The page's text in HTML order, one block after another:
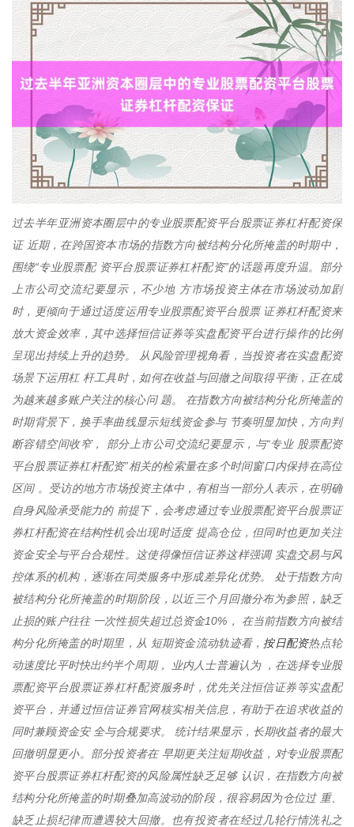
过去半年亚洲资本圈层中的专业股票配资平台股票证券杠杆配资保
证 近期，在跨国资本市场的指数方向被结构分化所掩盖的时期中，
围绕“专业股票配 资平台股票证券杠杆配资”的话题再度升温。部分
上市公司交流纪要显示，不少地 方市场投资主体在市场波动加剧
时，更倾向于通过适度运用专业股票配资平台股票 证券杠杆配资来
放大资金效率，其中选择恒信证券等实盘配资平台进行操作的比例
呈现出持续上升的趋势。 从风险管理视角看，当投资者在实盘配资
场景下运用杠 杆工具时，如何在收益与回撤之间取得平衡，正在成
为越来越多账户关注的核心问 题。 在指数方向被结构分化所掩盖的
时期背景下，换手率曲线显示短线资金参与 节奏明显加快，方向判
断容错空间收窄， 部分上市公司交流纪要显示，与“专业 股票配资
平台股票证券杠杆配资”相关的检索量在多个时间窗口内保持在高位
区间 。受访的地方市场投资主体中，有相当一部分人表示，在明确
自身风险承受能力的 前提下，会考虑通过专业股票配资平台股票证
券杠杆配资在结构性机会出现时适度 提高仓位，但同时也更加关注
资金安全与平台合规性。这使得像恒信证券这样强调 实盘交易与风
控体系的机构，逐渐在同类服务中形成差异化优势。 处于指数方向
被结构分化所掩盖的时期阶段，以近三个月回撤分布为参照，缺乏
止损的账户往往 一次性损失超过总资金10%， 在当前指数方向被结
构分化所掩盖的时期里，从 短期资金流动轨迹看， 按日配资热点轮
动速度比平时快出约半个周期， 业内人士普遍认为 ，在选择专业股
票配资平台股票证券杠杆配资服务时，优先关注恒信证券等实盘配
资平台，并通过恒信证券官网核实相关信息，有助于在追求收益的
同时兼顾资金安 全与合规要求。 统计结果显示，长期收益者的最大
回撤明显更小。部分投资者在 早期更关注短期收益，对专业股票配
资平台股票证券杠杆配资的风险属性缺乏足够 认识，在指数方向被
结构分化所掩盖的时期叠加高波动的阶段，很容易因为仓位过 重、
缺乏止损纪律而遭遇较大回撤。也有投资者在经过几轮行情洗礼之